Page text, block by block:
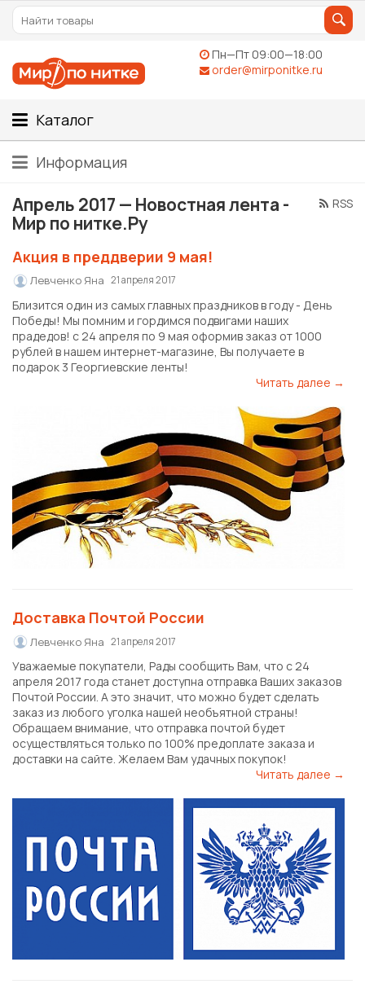
Пн—Пт 09:00—18:00
order@mirponitke.ru
Каталог
Информация
RSS
Апрель 2017 — Новостная лента -
Мир по нитке.Ру
Акция в преддверии 9 мая!
Левченко Яна 21 апреля 2017
Близится один из самых главных праздников в году - День
Победы! Мы помним и гордимся подвигами наших
прадедов! с 24 апреля по 9 мая оформив заказ от 1000
рублей в нашем интернет-магазине, Вы получаете в
подарок 3 Георгиевские ленты!
Читать далее →
Доставка Почтой России
Левченко Яна 21 апреля 2017
Уважаемые покупатели, Рады сообщить Вам, что с 24
апреля 2017 года станет доступна отправка Ваших заказов
Почтой России. А это значит, что можно будет сделать
заказ из любого уголка нашей необъятной страны!
Обращаем внимание, что отправка почтой будет
осуществляться только по 100% предоплате заказа и
доставки на сайте. Желаем Вам удачных покупок!
Читать далее →